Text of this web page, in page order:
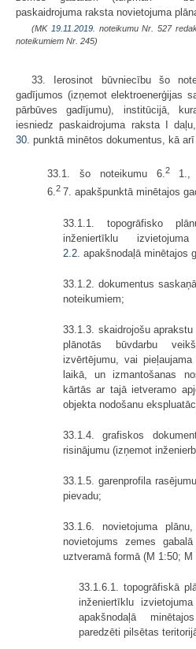
paskaidrojuma raksta novietojuma
(MK 19.11.2019. noteikumu Nr. 527
noteikumiem Nr. 245)
33. Ierosinot būvniecību šo
gadījumos (izņemot elektroenerģijas
pārbūves gadījumu), institūcijā,
iesniedz paskaidrojuma raksta I
30. punktā minētos dokumentus, kā
33.1. šo noteikumu 6.2 1.,
6.2 7. apakšpunktā minētajos
33.1.1. topogrāfisko
inženiertīklu
2.2 . apakšnodaļā
33.1.2. dokumentus
noteikumiem;
33.1.3. skaidrojošu
plānotās būvdarbu
izvērtējumu, vai
laikā, un izmantošanas
kārtās ar tajā ietveramo
objekta nodošanu
33.1.4. grafiskos
risinājumu (izņemot
33.1.5. garenprofila
pievadu;
33.1.6. novietojuma
novietojums zemes
uztveramā formā (M 1:50;
33.1.6.1. topogrāfiskā
inženiertīklu
apakšnodaļā
paredzēti pilsētas